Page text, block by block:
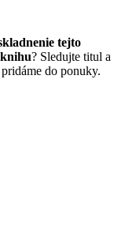
tejto
? Sledujte titul a
do ponuky.